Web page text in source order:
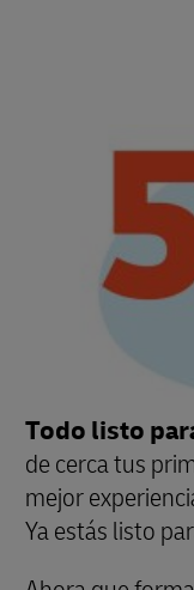
Todo listo
de cerca tus
mejor
Ya estás listo